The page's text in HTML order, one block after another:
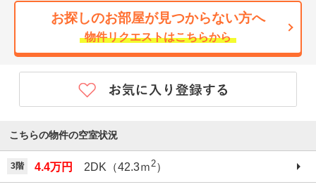
お探しのお部屋が見つからない方へ
物件リクエストはこちらから
こちらの物件の空室状況
3階 4.4万円 2DK（42.3ｍ2）